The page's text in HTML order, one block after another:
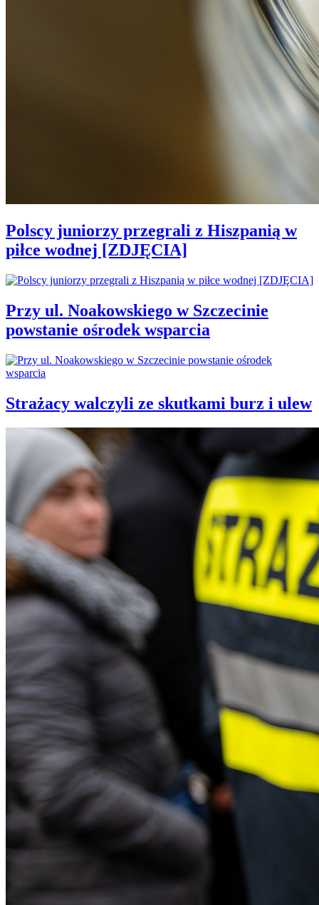
Polscy juniorzy przegrali z Hiszpanią w
piłce wodnej [ZDJĘCIA]
Przy ul. Noakowskiego w Szczecinie
powstanie ośrodek wsparcia
Strażacy walczyli ze skutkami burz i ulew